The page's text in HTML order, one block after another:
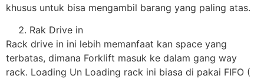
khusus untuk bisa mengambil barang yang paling atas.
Rak Drive in
Rack drive in ini lebih memanfaat kan space yang
terbatas, dimana Forklift masuk ke dalam gang way
rack. Loading Un Loading rack ini biasa di pakai FIFO (